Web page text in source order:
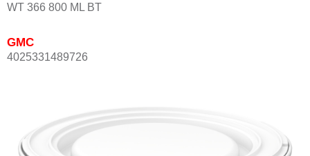
WT 366 800 ML BT
GMC
4025331489726